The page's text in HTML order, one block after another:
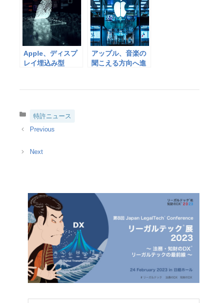
特許出願
Apple、ディスプ
レイ埋込み型
アップル、音楽の
聞こえる方向へ進
ン–特許を出願
カ
ゴ
ー
特許ニュース